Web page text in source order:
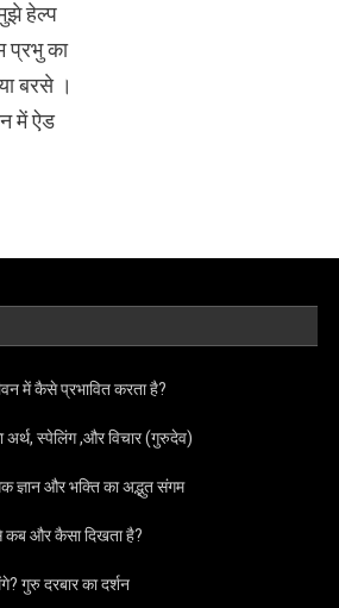
हेल्प
प्रभु का
बरसे ।
में ऐड
में कैसे प्रभावित करता है?
स्पेलिंग ,और विचार (गुरुदेव)
ज्ञान और भक्ति का अद्भुत संगम
कब और कैसा दिखता है?
गुरु दरबार का दर्शन